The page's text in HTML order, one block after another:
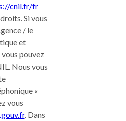
cnil.fr/fr
Si vous
/ le
et
pouvez
Nous vous
«
vous
. Dans